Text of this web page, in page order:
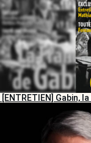
[ENTRETIEN] Gabin,